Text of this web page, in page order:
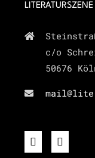
c/o
50676